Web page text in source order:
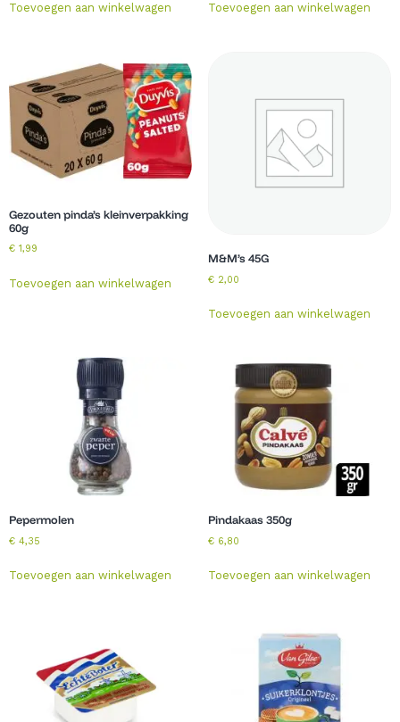
Toevoegen aan winkelwagen Toevoegen aan winkelwagen
Gezouten pinda’s kleinverpakking
60g
€ 1,99
Toevoegen aan winkelwagen
M&M’s 45G
€2,00
Toevoegen aan winkelwagen
Pepermolen
€ 4,35
Toevoegen aan winkelwagen
Pindakaas 350g
€6,80
Toevoegen aan winkelwagen